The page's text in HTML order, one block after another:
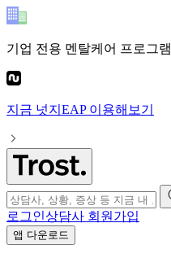
기업 전용 멘탈케어 프로그램
지금 넛지EAP이용해보기
로그인상담사 회원가입
앱 다운로드